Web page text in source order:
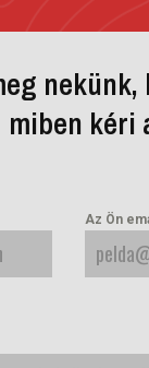
miben kéri
Az Ön